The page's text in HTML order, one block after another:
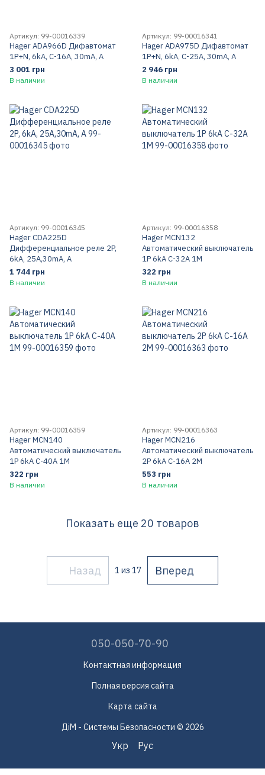
Артикул: 99-00016339
Hager ADA966D Дифавтомат
1P+N, 6kA, C-16A, 30mA, A
3 001 грн
В наличии
Артикул: 99-00016341
Hager ADA975D Дифавтомат
1P+N, 6kA, C-25A, 30mA, A
2 946 грн
В наличии
Артикул: 99-00016345
Hager CDA225D
Дифференциальное реле 2P,
6kA, 25A,30mA, A
1 744 грн
В наличии
Артикул: 99-00016358
Hager MCN132
Автоматический выключатель
1P 6kA C-32A 1M
322 грн
В наличии
Артикул: 99-00016359
Hager MCN140
Автоматический выключатель
1P 6kA C-40A 1M
322 грн
В наличии
Артикул: 99-00016363
Hager MCN216
Автоматический выключатель
2P 6kA C-16A 2M
553 грн
В наличии
Показать еще 20 товаров
Назад 1 из 17 Вперед
050-050-70-90
Контактная информация
Полная версия сайта
Карта сайта
ДіМ - Системы Безопасности © 2026
Укр Рус